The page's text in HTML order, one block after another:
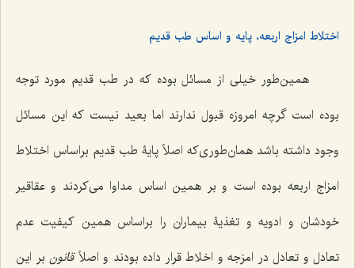
اختلاط امزاج اربعه، پایه و اساس طب قدیم
همین‌طور خیلی از مسائل بوده که در طب قدیم مورد توجه
بوده است گرچه امروزه قبول ندارند اما بعید نیست که این مسائل
وجود داشته باشد همان‌طوری‌که اصلاً پایۀ طب قدیم براساس اختلاط
امزاج اربعه بوده است و بر همین اساس مداوا می‌کردند و عقاقیر
خودشان و ادویه و تغذیۀ بیماران را براساس همین کیفیت عدم
تعادل و تعادل در امزجه و اخلاط قرار داده بودند و اصلاًقانون بر این